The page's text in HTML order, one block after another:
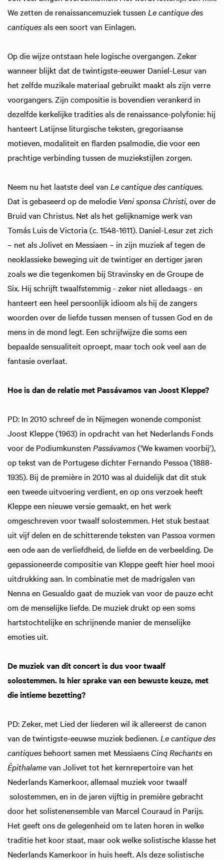
We zetten de renaissancemuziek tussen Le cantique des
cantiquesals een soort van Einlagen.
Op die wijze ontstaan hele logische overgangen. Zeker
wanneer blijkt dat de twintigste-eeuwer Daniel-Lesur van
het zelfde muzikale materiaal gebruikt maakt als zijn verre
voorgangers. Zijn compositie is bovendien verankerd in
dezelfde kerkelijke tradities als de renaissance-polyfonie: hij
hanteert Latijnse liturgische teksten, gregoriaanse
motieven, modaliteit en flarden psalmodie, die voor een
prachtige verbinding tussen de muziekstijlen zorgen.
Neem nu het laatste deel van Le cantique des cantiques.
Dat is gebaseerd op de melodie Veni sponsa Christi, over de
Bruid van Christus. Net als het gelijknamige werk van
Tomás Luis de Victoria (c. 1548-1611). Daniel-Lesur zet zich
– net als Jolivet en Messiaen – in zijn muziek af tegen de
neoklassieke beweging uit de twintiger en dertiger jaren
zoals we die tegenkomen bij Stravinsky en de Groupe de
Six. Hij schrijft twaalfstemmig - zeker niet alledaags - en
hanteert een heel persoonlijk idioom als hij de zangers
woorden over de liefde tussen mensen of tussen God en de
mens in de mond legt. Een schrijfwijze die soms een
bepaalde sensualiteit oproept, maar toch ook veel aan de
fantasie overlaat.
Hoe is dan de relatie met Passávamos van Joost Kleppe?
PD: In 2010 schreef de in Nijmegen wonende componist
Joost Kleppe (1963) in opdracht van het Nederlands Fonds
voor de Podiumkunsten Passávamos('We kwamen voorbij'),
op tekst van de Portugese dichter Fernando Pessoa (1888-
1935). Bij de première in 2010 was al duidelijk dat dit stuk
een tweede uitvoering verdient, en op ons verzoek heeft
Kleppe een nieuwe versie gemaakt, en het werk
omgeschreven voor twaalf solostemmen. Het stuk bestaat
uit vijf delen en de schitterende teksten van Passoa vormen
een ode aan de verliefdheid, de liefde en de verbeelding. De
gepassioneerde compositie van Kleppe geeft hier heel mooi
uitdrukking aan. In combinatie met de madrigalen van
Nenna en Gesualdo gaat de muziek van voor de pauze echt
om de menselijke liefde. De muziek drukt op een soms
hartstochtelijke en schrijnende manier de menselijke
emoties uit.
De muziek van dit concert is dus voor twaalf
solostemmen. Is hier sprake van een bewuste keuze, met
die intieme bezetting?
PD: Zeker, met Lied der liederen wil ik allereerst de canon
van de twintigste-eeuwse muziek bedienen. Le cantique des
cantiques behoort samen met Messiaens Cinq Rechantsen
Épithalamevan Jolivet tot het kernrepertoire van het
Nederlands Kamerkoor, allemaal muziek voor twaalf
solostemmen, en in de jaren vijftig in première gebracht
door het solistenensemble van Marcel Couraud in Parijs.
Het geeft ons de gelegenheid om te laten horen in welke
traditie het koor staat, maar ook welke solistische klasse het
Nederlands Kamerkoor in huis heeft. Als deze solistische